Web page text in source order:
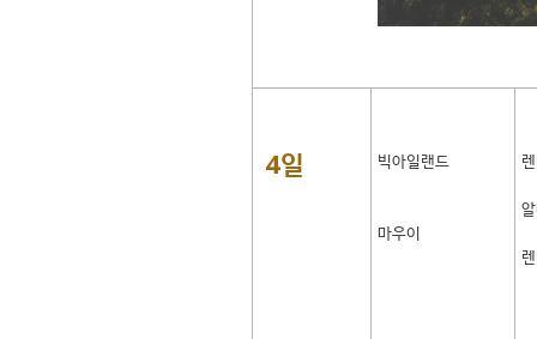
4일 빅아일랜드
마우이